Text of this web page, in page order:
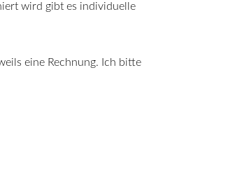
wird gibt es individuelle
eine Rechnung. Ich bitte